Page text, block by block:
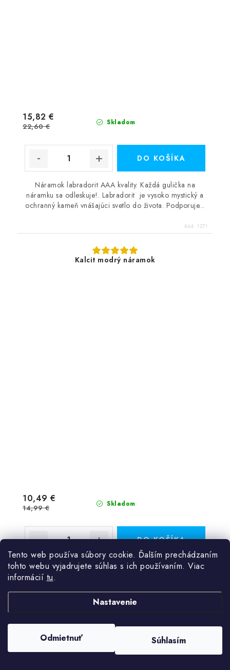
Tento web používa súbory cookie. Ďalším prechádzaním
tohto webu vyjadrujete súhlas s ich používaním. Viac
informácií tu.
Nastavenie
Odmietnuť Súhlasím
Skladom
15,82 €
22,60 €
DO KOŠÍKA
Náramok labradorit AAA kvality. Každá gulička na
náramku sa odleskuje!. Labradorit je vysoko mystický a
ochranný kameň vnášajúci svetlo do života. Podporuje...
Kód: 1271
Kalcit modrý náramok
Skladom
10,49 €
14,99 €
DO KOŠÍKA
Kalcit modrý náramok AAA kvality. Modrý kalcit vyžaruje
upokojujúcu energiu, ktorá pomáha zmierniť stres,
stability, čím...